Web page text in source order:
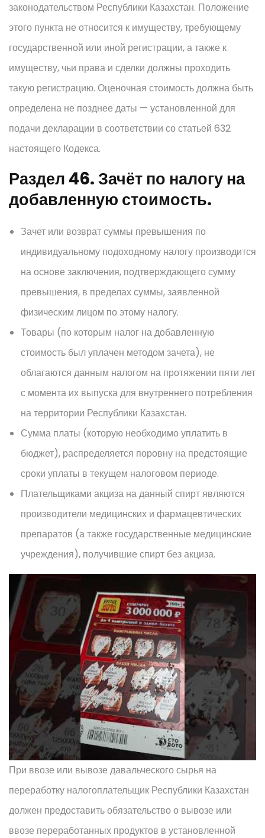
законодательством Республики Казахстан. Положение
этого пункта не относится к имуществу, требующему
государственной или иной регистрации, а также к
имуществу, чьи права и сделки должны проходить
такую регистрацию. Оценочная стоимость должна быть
определена не позднее даты — установленной для
подачи декларации в соответствии со статьей 632
настоящего Кодекса.
Раздел 46. Зачёт по налогу на
добавленную стоимость.
Зачет или возврат суммы превышения по
индивидуальному подоходному налогу производится
на основе заключения, подтверждающего сумму
превышения, в пределах суммы, заявленной
физическим лицом по этому налогу.
Товары (по которым налог на добавленную
стоимость был уплачен методом зачета), не
облагаются данным налогом на протяжении пяти лет
с момента их выпуска для внутреннего потребления
на территории Республики Казахстан.
Сумма платы (которую необходимо уплатить в
бюджет), распределяется поровну на предстоящие
сроки уплаты в текущем налоговом периоде.
Плательщиками акциза на данный спирт являются
производители медицинских и фармацевтических
препаратов (а также государственные медицинские
учреждения), получившие спирт без акциза.
При ввозе или вывозе давальческого сырья на
переработку налогоплательщик Республики Казахстан
должен предоставить обязательство о вывозе или
ввозе переработанных продуктов в установленной